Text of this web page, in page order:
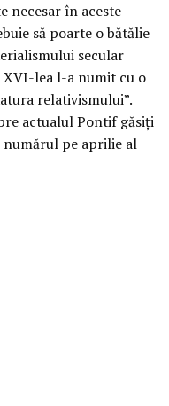
necesar în aceste
să poarte o bătălie
secular
XVI-lea l-a numit cu o
relativismului”.
actualul Pontif găsiţi
numărul pe aprilie al